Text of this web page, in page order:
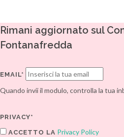
Rimani aggiornato sul
Fontanafredda
EMAIL*
Quando invii il modulo, controlla la tua
PRIVACY*
ACCETTO LA Privacy Policy